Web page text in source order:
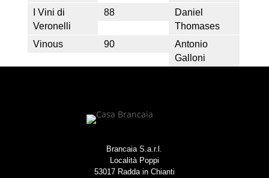
I Vini di
Veronelli
88
Daniel
Thomases
Vinous
90
Antonio
Galloni
Brancaia S.a.r.l.
Località Poppi
53017 Radda in Chianti